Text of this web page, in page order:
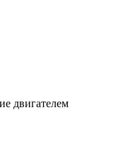
двигателем